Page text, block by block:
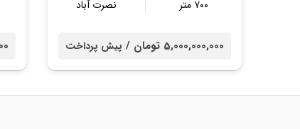
۷۰۰ متر
نصرت آباد
5,000,000,000 تومان / پیش پرداخت